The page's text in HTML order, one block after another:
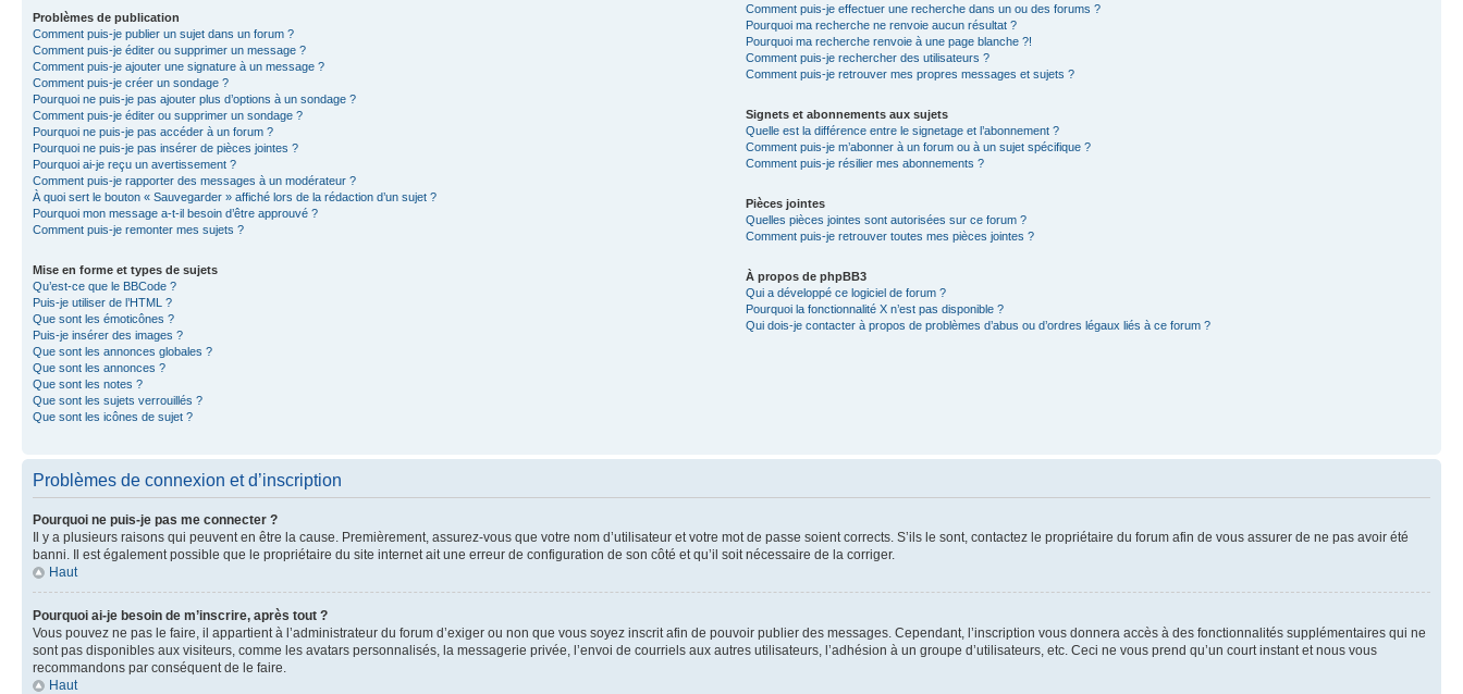
Problèmes de publication
Comment puis-je publier un sujet dans un forum ?
Comment puis-je éditer ou supprimer un message ?
Comment puis-je ajouter une signature à un message ?
Comment puis-je créer un sondage ?
Pourquoi ne puis-je pas ajouter plus d’options à un sondage ?
Comment puis-je éditer ou supprimer un sondage ?
Pourquoi ne puis-je pas accéder à un forum ?
Pourquoi ne puis-je pas insérer de pièces jointes ?
Pourquoi ai-je reçu un avertissement ?
Comment puis-je rapporter des messages à un modérateur ?
À quoi sert le bouton « Sauvegarder » affiché lors de la rédaction d’un sujet ?
Pourquoi mon message a-t-il besoin d’être approuvé ?
Comment puis-je remonter mes sujets ?
Mise en forme et types de sujets
Qu’est-ce que le BBCode ?
Puis-je utiliser de l’HTML ?
Que sont les émoticônes ?
Puis-je insérer des images ?
Que sont les annonces globales ?
Que sont les annonces ?
Que sont les notes ?
Que sont les sujets verrouillés ?
Que sont les icônes de sujet ?
Comment puis-je effectuer une recherche dans un ou des forums ?
Pourquoi ma recherche ne renvoie aucun résultat ?
Pourquoi ma recherche renvoie à une page blanche ?!
Comment puis-je rechercher des utilisateurs ?
Comment puis-je retrouver mes propres messages et sujets ?
Signets et abonnements aux sujets
Quelle est la différence entre le signetage et l’abonnement ?
Comment puis-je m’abonner à un forum ou à un sujet spécifique ?
Comment puis-je résilier mes abonnements ?
Pièces jointes
Quelles pièces jointes sont autorisées sur ce forum ?
Comment puis-je retrouver toutes mes pièces jointes ?
À propos de phpBB3
Qui a développé ce logiciel de forum ?
Pourquoi la fonctionnalité X n’est pas disponible ?
Qui dois-je contacter à propos de problèmes d’abus ou d’ordres légaux liés à ce forum ?
Problèmes de connexion et d’inscription
Pourquoi ne puis-je pas me connecter ?
Il y a plusieurs raisons qui peuvent en être la cause. Premièrement, assurez-vous que votre nom d’utilisateur et votre mot de passe soient corrects. S’ils le sont, contactez le propriétaire du forum afin de vous assurer de ne pas avoir été
banni. Il est également possible que le propriétaire du site internet ait une erreur de configuration de son côté et qu’il soit nécessaire de la corriger.
Haut
Pourquoi ai-je besoin de m’inscrire, après tout ?
Vous pouvez ne pas le faire, il appartient à l’administrateur du forum d’exiger ou non que vous soyez inscrit afin de pouvoir publier des messages. Cependant, l’inscription vous donnera accès à des fonctionnalités supplémentaires qui ne
sont pas disponibles aux visiteurs, comme les avatars personnalisés, la messagerie privée, l’envoi de courriels aux autres utilisateurs, l’adhésion à un groupe d’utilisateurs, etc. Ceci ne vous prend qu’un court instant et nous vous
recommandons par conséquent de le faire.
Haut